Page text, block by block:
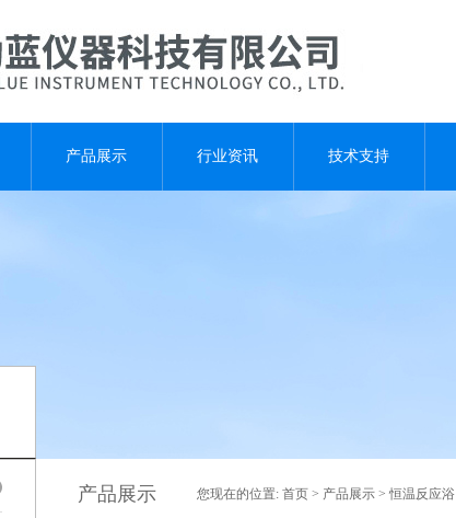
产品展示 行业资讯 技术支持
产品展示 您现在的位置: 首页 > 产品展示 >恒温反应浴